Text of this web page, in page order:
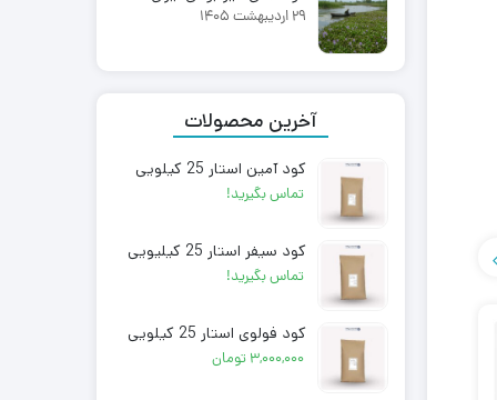
29 اردیبهشت 1405
آخرین محصولات
کود آمین استار 25 کیلویی
تماس بگیرید!
کود سیفر استار 25 کیلیویی
تماس بگیرید!
کود فولوی استار 25 کیلویی
۳,۰۰۰,۰۰۰ تومان